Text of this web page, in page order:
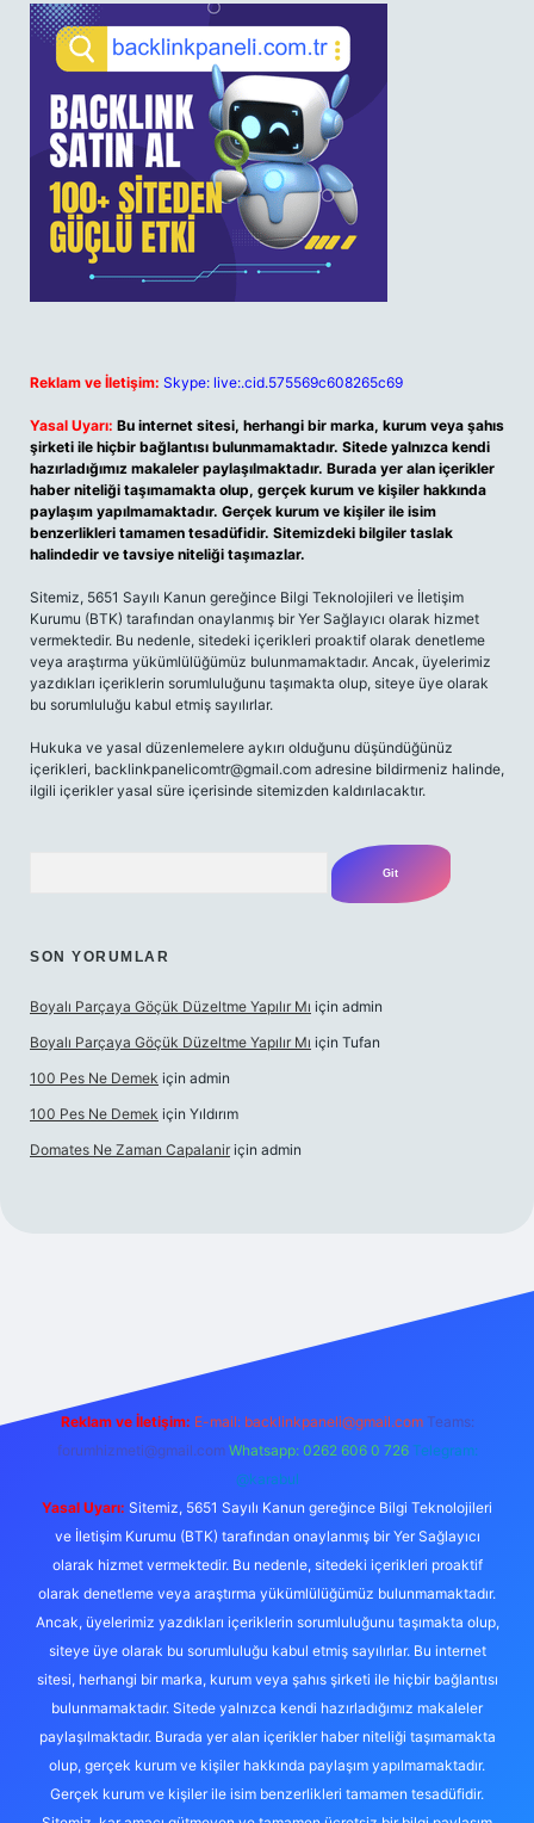
Reklam ve İletişim: Skype: live:.cid.575569c608265c69
Yasal Uyarı: Bu internet sitesi, herhangi bir marka, kurum veya şahıs
şirketi ile hiçbir bağlantısı bulunmamaktadır. Sitede yalnızca kendi
hazırladığımız makaleler paylaşılmaktadır. Burada yer alan içerikler
haber niteliği taşımamakta olup, gerçek kurum ve kişiler hakkında
paylaşım yapılmamaktadır. Gerçek kurum ve kişiler ile isim
benzerlikleri tamamen tesadüfidir. Sitemizdeki bilgiler taslak
halindedir ve tavsiye niteliği taşımazlar.
Sitemiz, 5651 Sayılı Kanun gereğince Bilgi Teknolojileri ve İletişim
Kurumu (BTK) tarafından onaylanmış bir Yer Sağlayıcı olarak hizmet
vermektedir. Bu nedenle, sitedeki içerikleri proaktif olarak denetleme
veya araştırma yükümlülüğümüz bulunmamaktadır. Ancak, üyelerimiz
yazdıkları içeriklerin sorumluluğunu taşımakta olup, siteye üye olarak
bu sorumluluğu kabul etmiş sayılırlar.
Hukuka ve yasal düzenlemelere aykırı olduğunu düşündüğünüz
içerikleri, backlinkpanelicomtr@gmail.com adresine bildirmeniz halinde,
ilgili içerikler yasal süre içerisinde sitemizden kaldırılacaktır.
SON YORUMLAR
Boyalı Parçaya Göçük Düzeltme Yapılır Mı için admin
Boyalı Parçaya Göçük Düzeltme Yapılır Mı için Tufan
100 Pes Ne Demek için admin
100 Pes Ne Demek için Yıldırım
Domates Ne Zaman Capalanir için admin
Reklam ve İletişim: E-mail: backlinkpaneli@gmail.com Teams:
forumhizmeti@gmail.com Whatsapp: 0262 606 0 726 Telegram:
@karabul
Yasal Uyarı: Sitemiz, 5651 Sayılı Kanun gereğince Bilgi Teknolojileri
ve İletişim Kurumu (BTK) tarafından onaylanmış bir Yer Sağlayıcı
olarak hizmet vermektedir. Bu nedenle, sitedeki içerikleri proaktif
olarak denetleme veya araştırma yükümlülüğümüz bulunmamaktadır.
Ancak, üyelerimiz yazdıkları içeriklerin sorumluluğunu taşımakta olup,
siteye üye olarak bu sorumluluğu kabul etmiş sayılırlar. Bu internet
sitesi, herhangi bir marka, kurum veya şahıs şirketi ile hiçbir bağlantısı
bulunmamaktadır. Sitede yalnızca kendi hazırladığımız makaleler
paylaşılmaktadır. Burada yer alan içerikler haber niteliği taşımamakta
olup, gerçek kurum ve kişiler hakkında paylaşım yapılmamaktadır.
Gerçek kurum ve kişiler ile isim benzerlikleri tamamen tesadüfidir.